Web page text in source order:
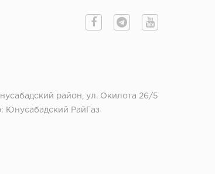
район, ул. Окилота 26/5
Юнусабадский РайГаз